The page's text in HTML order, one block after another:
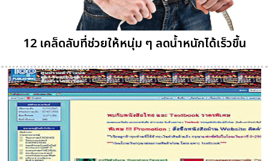
12 เคล็ดลับที่ช่วยให้หนุ่ม ๆ ลดน้ำหนักได้เร็วขึ้น